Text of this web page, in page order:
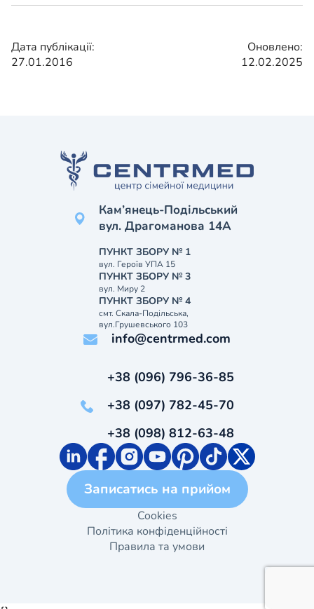
Дата публікації:
27.01.2016
Оновлено:
12.02.2025
Кам’янець-Подільський
вул. Драгоманова 14А
ПУНКТ ЗБОРУ № 1
вул. Героїв УПА 15
ПУНКТ ЗБОРУ № 3
вул. Миру 2
ПУНКТ ЗБОРУ № 4
смт. Скала-Подільська,
вул.Грушевського 103
info@centrmed.com
+38 (096) 796-36-85
+38 (097) 782-45-70
+38 (098) 812-63-48
Записатись на прийом
Cookies
Політика конфіденційності
Правила та умови